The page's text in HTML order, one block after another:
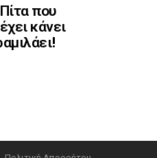
που
κάνει